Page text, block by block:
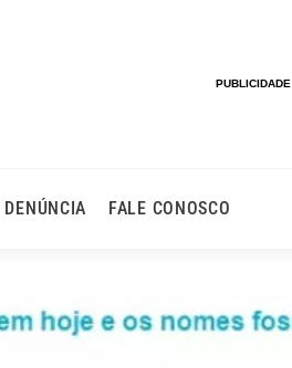
PUBLICIDADE
DENÚNCIA FALE CONOSCO